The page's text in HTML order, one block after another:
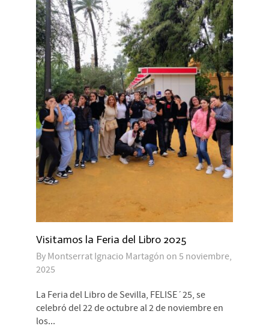
Visitamos la Feria del Libro 2025
By Montserrat Ignacio Martagón on 5 noviembre,
2025
La Feria del Libro de Sevilla, FELISE´25, se
celebró del 22 de octubre al 2 de noviembre en
los...